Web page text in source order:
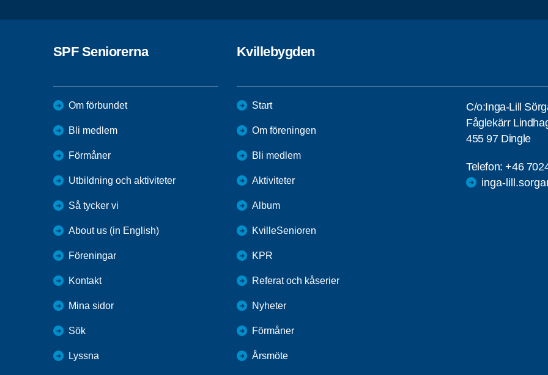
SPF Seniorerna
Om förbundet
Bli medlem
Förmåner
Utbildning och aktiviteter
Så tycker vi
About us (in English)
Föreningar
Kontakt
Mina sidor
Sök
Lyssna
Kvillebygden
Start
Om föreningen
Bli medlem
Aktiviteter
Album
KvilleSenioren
KPR
Referat och kåserier
Nyheter
Förmåner
Årsmöte
C/o:Inga-Lill
Fåglekärr
455 97 Dingle
Telefon:+46
inga-